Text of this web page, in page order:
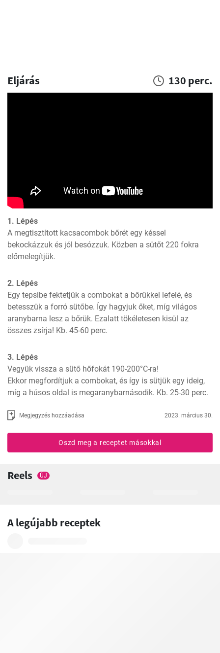
Eljárás 130 perc.
1. Lépés
A megtisztított kacsacombok bőrét egy késsel
bekockázzuk és jól besózzuk. Közben a sütőt 220 fokra
előmelegítjük.
2. Lépés
Egy tepsibe fektetjük a combokat a bőrükkel lefelé, és
betesszük a forró sütőbe. Így hagyjuk őket, míg világos
aranybarna lesz a bőrük. Ezalatt tökéletesen kisül az
összes zsírja! Kb. 45-60 perc.
3. Lépés
Vegyük vissza a sütő hőfokát 190-200°C-ra!
Ekkor megfordítjuk a combokat, és így is sütjük egy ideig,
míg a húsos oldal is megaranybarnásodik. Kb. 25-30 perc.
Megjegyzés hozzáadása 2023. március 30.
Oszd meg a receptet másokkal
Reels ÚJ
A legújabb receptek